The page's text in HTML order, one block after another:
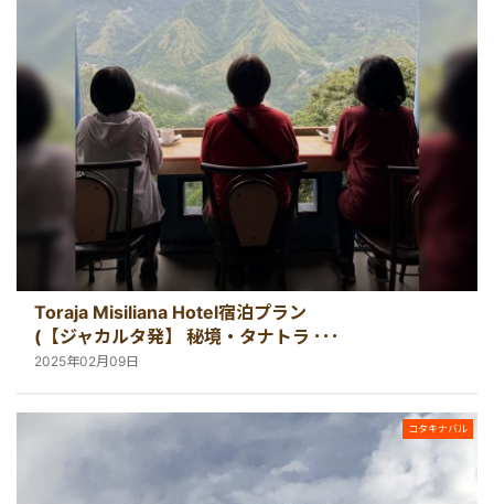
Toraja Misiliana Hotel宿泊プラン
(【ジャカルタ発】 秘境・タナトラジャ
（スラウェシ島）2泊3日ツアー)
2025年02月09日
コタキナバル